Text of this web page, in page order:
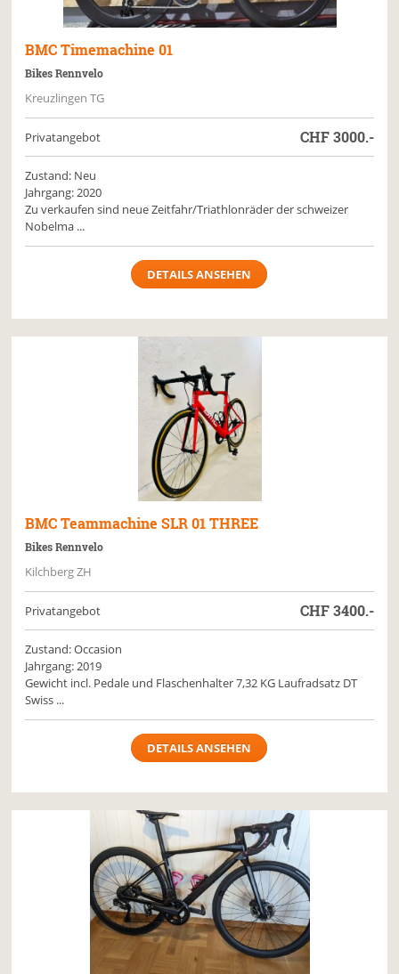
BMC Timemachine 01
Bikes Rennvelo
Kreuzlingen TG
Privatangebot CHF3000.-
Zustand: Neu
Jahrgang: 2020
Zu verkaufen sind neue Zeitfahr/Triathlonräder der schweizer
Nobelma ...
DETAILS ANSEHEN
BMC Teammachine SLR 01 THREE
Bikes Rennvelo
Kilchberg ZH
Privatangebot CHF3400.-
Zustand: Occasion
Jahrgang: 2019
Gewicht incl. Pedale und Flaschenhalter 7,32 KG Laufradsatz DT
Swiss ...
DETAILS ANSEHEN